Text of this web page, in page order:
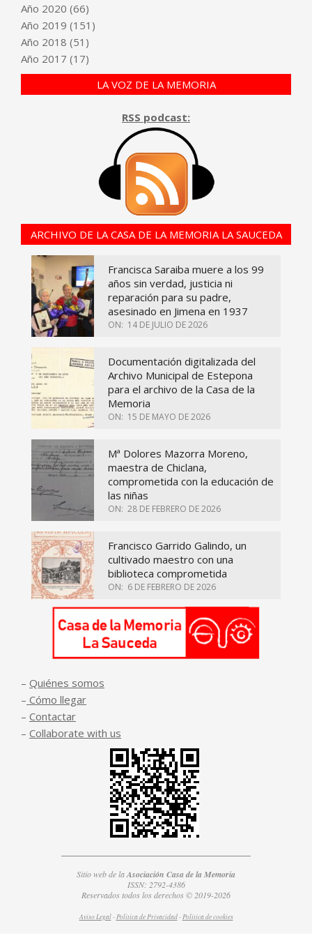
Año 2020 (66)
Año 2019 (151)
Año 2018 (51)
Año 2017 (17)
LA VOZ DE LA MEMORIA
RSS podcast:
ARCHIVO DE LA CASA DE LA MEMORIA LA SAUCEDA
Francisca Saraiba muere a los 99
años sin verdad, justicia ni
reparación para su padre,
asesinado en Jimena en 1937
ON: 14 DE JULIO DE 2026
Documentación digitalizada del
Archivo Municipal de Estepona
para el archivo de la Casa de la
Memoria
ON: 15 DE MAYO DE 2026
Mª Dolores Mazorra Moreno,
maestra de Chiclana,
comprometida con la educación de
las niñas
ON: 28 DE FEBRERO DE 2026
Francisco Garrido Galindo, un
cultivado maestro con una
biblioteca comprometida
ON: 6 DE FEBRERO DE 2026
– Quiénes somos
– Cómo llegar
– Contactar
– Collaborate with us
Sitio web de laAsociación Casa de la Memoria
ISSN: 2792-4386
Reservados todos los derechos © 2019-2026
Aviso Legal-Política de Privacidad-Política decookies